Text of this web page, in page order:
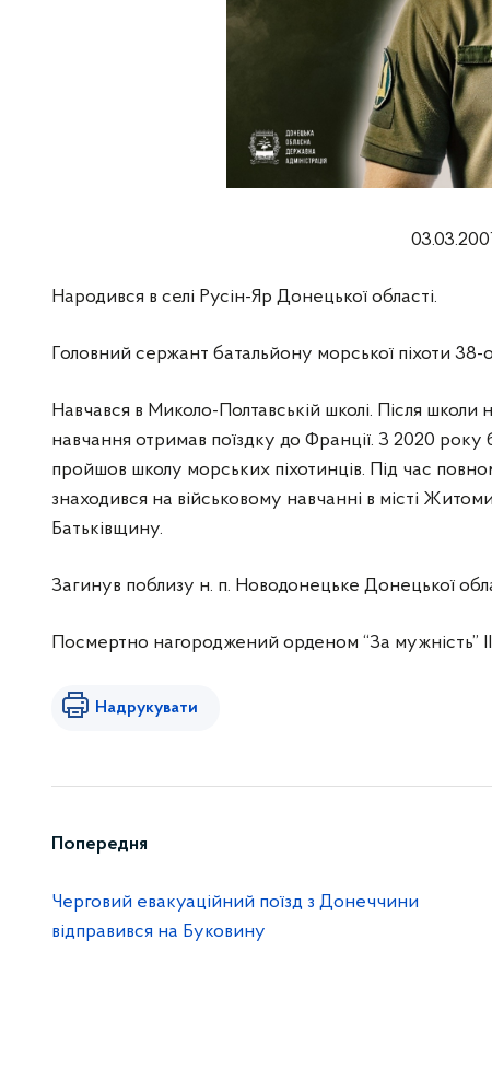
Народився в селі Русін-Яр Донецької області.
Головний сержант батальйону морської піхоти
Навчався в Миколо-Полтавській школі. Після школи
навчання отримав поїздку до Франції. З 2020 року
пройшов школу морських піхотинців. Під час
знаходився на військовому навчанні в місті
Батьківщину.
Загинув поблизу н. п. Новодонецьке Донецької
Посмертно нагороджений орденом “За мужність”
Надрукувати
Попередня
Черговий евакуаційний поїзд з Донеччини
відправився на Буковину